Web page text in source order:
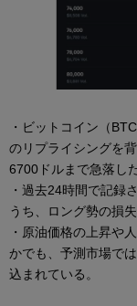
・ビットコイン（
のリプライシングを
6700ドルまで急落した
・過去24時間で記録
うち、ロング勢の損
・原油価格の上昇や
かでも、予測市場で
込まれている。